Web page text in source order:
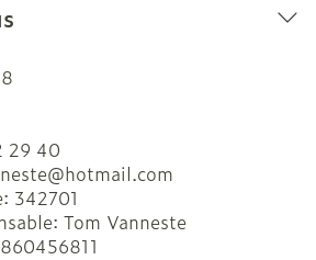
29 40
hotmail.com
342701
Tom Vanneste